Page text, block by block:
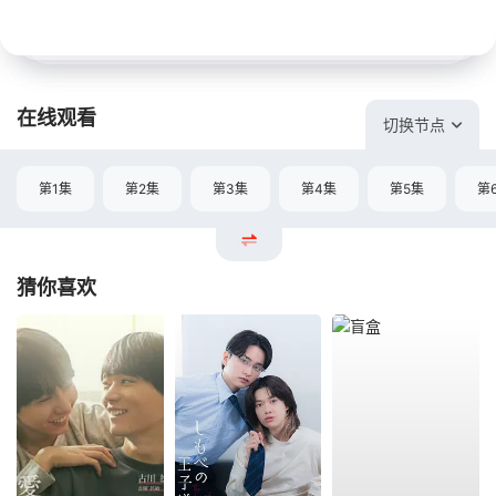
在线观看 切换节点
第1集 第2集 第3集 第4集 第5集 第
猜你喜欢